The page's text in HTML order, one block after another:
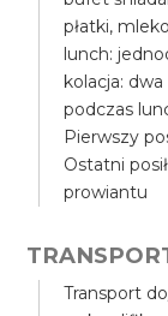
płatki,
lunch:
kolacja:
podczas
Pierwszy
Ostatni
prowiantu
Transport